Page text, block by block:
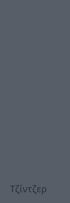
Τζίντζερ